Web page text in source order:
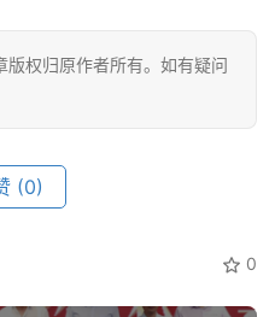
权归原作者所有。如有疑问
(0)
0